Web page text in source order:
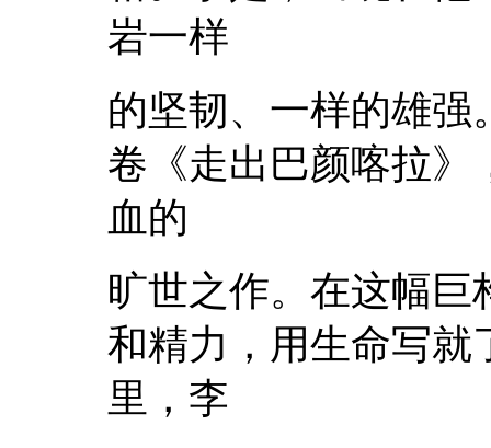
岩一样
的坚韧、一样的雄强
卷《走出巴颜喀拉》
血的
旷世之作。在这幅巨
和精力，用生命写就
里，李